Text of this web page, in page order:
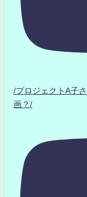
/プロジェクトA子
画？/